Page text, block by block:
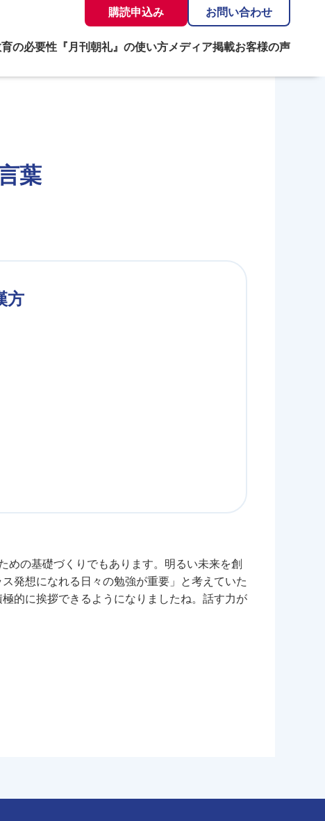
購読申込み お問い合わせ
の必要性 『月刊朝礼』の使い方メディア掲載お客様の声
葉
方
めの基礎づくりでもあります。明るい未来を創
発想になれる日々の勉強が重要」と考えていた
的に挨拶できるようになりましたね。話す力が